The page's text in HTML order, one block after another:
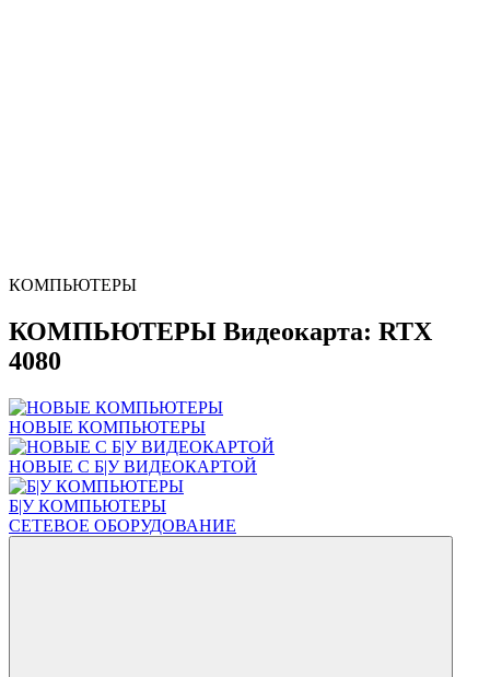
КОМПЬЮТЕРЫ
КОМПЬЮТЕРЫ Видеокарта: RTX
4080
НОВЫЕ КОМПЬЮТЕРЫ
НОВЫЕ С Б|У ВИДЕОКАРТОЙ
Б|У КОМПЬЮТЕРЫ
СЕТЕВОЕ ОБОРУДОВАНИЕ